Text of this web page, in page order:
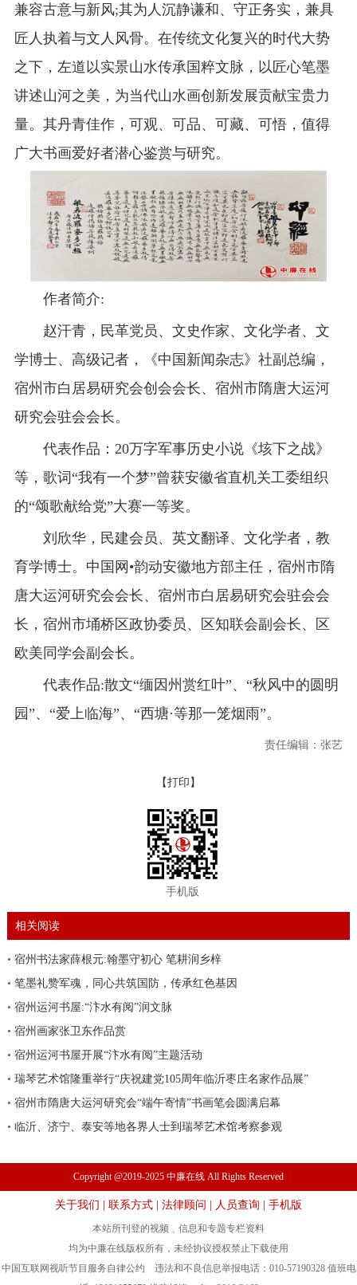
兼容古意与新风;其为人沉静谦和、守正务实，兼具
匠人执着与文人风骨。在传统文化复兴的时代大势
之下，左道以实景山水传承国粹文脉，以匠心笔墨
讲述山河之美，为当代山水画创新发展贡献宝贵力
量。其丹青佳作，可观、可品、可藏、可悟，值得
广大书画爱好者潜心鉴赏与研究。
作者简介:
赵汗青，民革党员、文史作家、文化学者、文
学博士、高级记者，《中国新闻杂志》社副总编，
宿州市白居易研究会创会会长、宿州市隋唐大运河
研究会驻会会长。
代表作品：20万字军事历史小说《垓下之战》
等，歌词“我有一个梦”曾获安徽省直机关工委组织
的“颂歌献给党”大赛一等奖。
刘欣华，民建会员、英文翻译、文化学者，教
育学博士。中国网•韵动安徽地方部主任，宿州市隋
唐大运河研究会会长、宿州市白居易研究会驻会会
长，宿州市埇桥区政协委员、区知联会副会长、区
欧美同学会副会长。
代表作品:散文“缅因州赏红叶”、“秋风中的圆明
园”、“爱上临海”、“西塘·等那一笼烟雨”。
责任编辑：张艺
【打印】
手机版
相关阅读
• 宿州书法家薛根元:翰墨守初心 笔耕润乡梓
• 笔墨礼赞军魂，同心共筑国防，传承红色基因
• 宿州运河书屋:“汴水有阅”润文脉
• 宿州画家张卫东作品赏
• 宿州运河书屋开展“汴水有阅”主题活动
• 瑞琴艺术馆隆重举行“庆祝建党105周年临沂枣庄名家作品展”
• 宿州市隋唐大运河研究会“端午寄情”书画笔会圆满启幕
• 临沂、济宁、泰安等地各界人士到瑞琴艺术馆考察参观
Copyright @2019-2025 中廉在线 All Rights Reserved
关于我们 联系方式 法律顾问 人员查询 手机版
本站所刊登的视频﹑信息和专题专栏资料
均为中廉在线版权所有，未经协议授权禁止下载使用
中国互联网视听节目服务自律公约 违法和不良信息举报电话：010-57190328 值班电